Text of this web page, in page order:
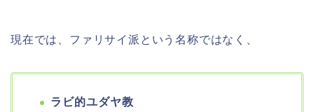
現在では、ファリサイ派という名称ではなく、
ラビ的ユダヤ教